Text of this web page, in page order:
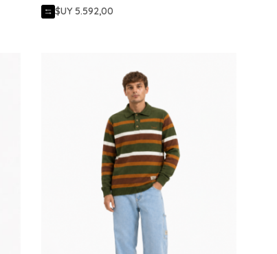
$UY 5.592,00